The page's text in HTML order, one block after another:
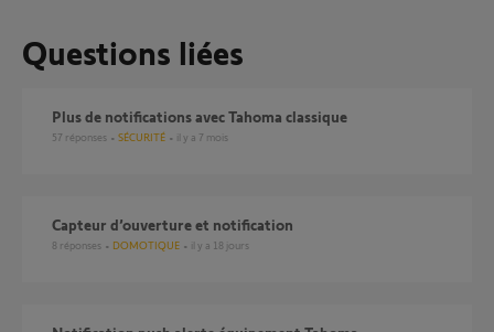
Questions liées
Plus de notifications avec Tahoma classique
57 réponses SÉCURITÉ il y a 7 mois
Capteur d’ouverture et notification
8 réponses DOMOTIQUE il y a 18 jours